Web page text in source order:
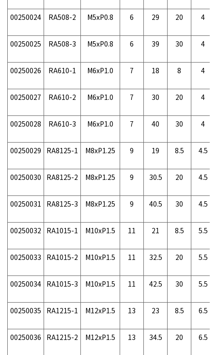
00250024 RA508-2 M5xP0.8 6 29 20 4
00250025 RA508-3 M5xP0.8 6 39 30 4
00250026 RA610-1 M6xP1.0 7 18 8 4
00250027 RA610-2 M6xP1.0 7 30 20 4
00250028 RA610-3 M6xP1.0 7 40 30 4
00250029 RA8125-1 M8xP1.25 9 19 8.5 4.5
00250030 RA8125-2 M8xP1.25 9 30.5 20 4.5
00250031 RA8125-3 M8xP1.25 9 40.5 30 4.5
00250032 RA1015-1 M10xP1.5 11 21 8.5 5.5
00250033 RA1015-2 M10xP1.5 11 32.5 20 5.5
00250034 RA1015-3 M10xP1.5 11 42.5 30 5.5
00250035 RA1215-1 M12xP1.5 13 23 8.5 6.5
00250036 RA1215-2 M12xP1.5 13 34.5 20 6.5